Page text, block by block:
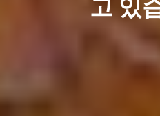
고 있